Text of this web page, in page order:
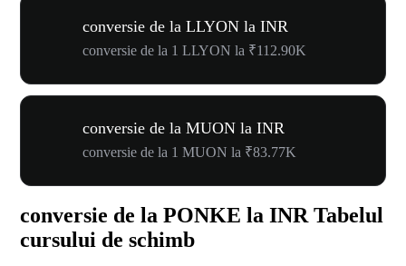
conversie de la LLYON la INR
conversie de la 1 LLYON la ₹112.90K
conversie de la MUON la INR
conversie de la 1 MUON la ₹83.77K
conversie de la PONKE la INR Tabelul
cursului de schimb